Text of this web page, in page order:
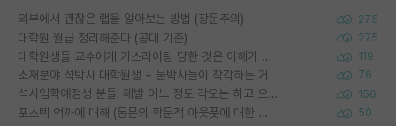
외부에서 괜찮은 랩을 알아보는 방법 (장문주의) 275
대학원 월급 정리해준다 (공대 기준) 275
대학원생들 교수에게 가스라이팅 당한 것은 이해가 갑니다. 안타깝네요. 119
소재분야 석박사 대학원생 + 물박사들이 착각하는 거 76
석사입학예정생 분들! 제발 어느 정도 각오는 하고 오세요. 156
포스텍 억까에 대해 (동문의 학문적 아웃풋에 대한 반박) 50